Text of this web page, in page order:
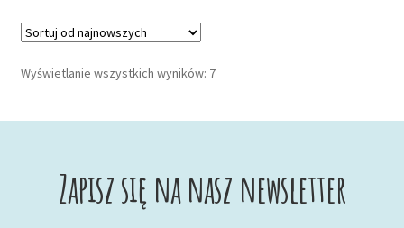
Wyświetlanie wszystkich wyników: 7Posortowane
Zapisz się na nasz newsletter